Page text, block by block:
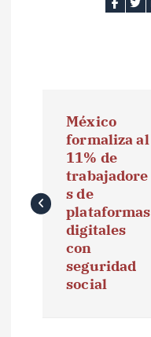
e
México
formaliza al
11% de
trabajadore
s de
plataformas
digitales
con
seguridad
social